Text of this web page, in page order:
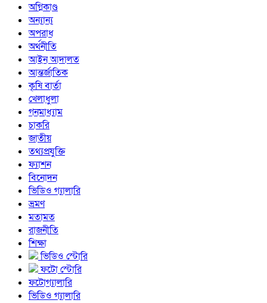
অগ্নিকাণ্ড
অন্যান্য
অপরাধ
অর্থনীতি
আইন আদালত
আন্তর্জাতিক
কৃষি বার্তা
খেলাধুলা
গনমাধ্যাম
চাকরি
জাতীয়
তথ্যপ্রযুক্তি
ফ্যাশন
বিনোদন
ভিডিও গ্যালারি
ভ্রমণ
মতামত
রাজনীতি
শিক্ষা
ভিডিও স্টোরি
ফটো স্টোরি
ফটোগ্যালারি
ভিডিও গ্যালারি